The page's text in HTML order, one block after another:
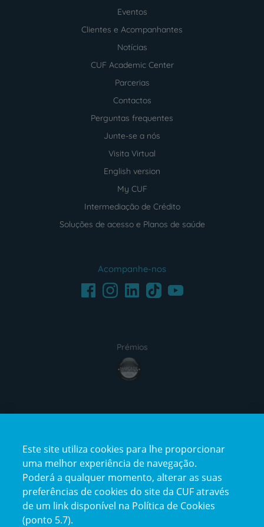
Eventos
Clientes e Acompanhantes
Notícias
CUF Academic Center
Parcerias
Contactos
Perguntas frequentes
Junte-se a nós
Visita Virtual
English version
My CUF
Intermediação de Crédito
Soluções de acesso e Planos de saúde
Acompanhe-nos
FacebookInstagramLinkedInTikTokYoutube
Prémios
award4
certification2certification3
Este site utiliza cookies para lhe proporcionar
uma melhor experiência de navegação.
Poderá a qualquer momento, alterar as suas
preferências de cookies do site da CUF através
de um link disponível na Política de Cookies
(ponto 5.7).